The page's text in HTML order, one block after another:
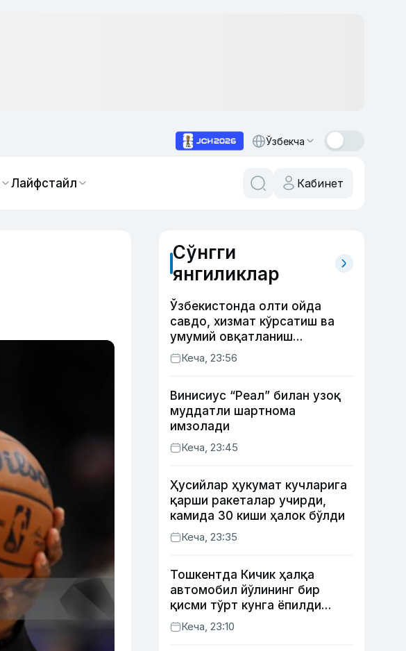
Ўзбекча
Лайфстайл Кабинет
Сўнгги
янгиликлар
Ўзбекистонда олти ойда
савдо, хизмат кўрсатиш ва
умумий овқатланиш
корхоналари қанча солиқ
тўлагани очиқланди
Кеча, 23:56
Винисиус “Реал” билан узоқ
муддатли шартнома
имзолади
Кеча, 23:45
Ҳусийлар ҳукумат кучларига
қарши ракеталар учирди,
камида 30 киши ҳалок бўлди
Кеча, 23:35
Тошкентда Кичик ҳалқа
автомобил йўлининг бир
қисми тўрт кунга ёпилди
(харита)
Кеча, 23:10